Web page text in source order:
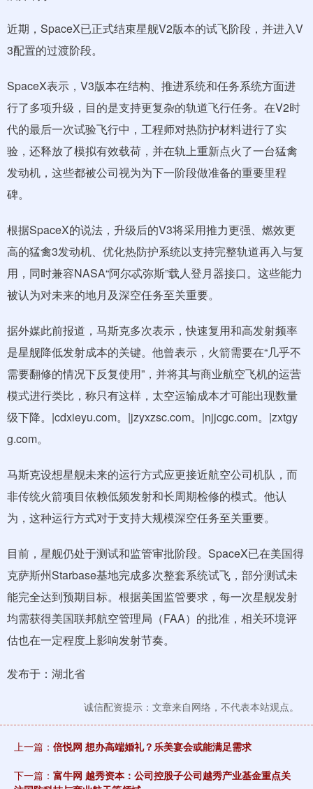
近期，SpaceX已正式结束星舰V2版本的试飞阶段，并进入V
3配置的过渡阶段。
SpaceX表示，V3版本在结构、推进系统和任务系统方面进
行了多项升级，目的是支持更复杂的轨道飞行任务。在V2时
代的最后一次试验飞行中，工程师对热防护材料进行了实
验，还释放了模拟有效载荷，并在轨上重新点火了一台猛禽
发动机，这些都被公司视为为下一阶段做准备的重要里程
碑。
根据SpaceX的说法，升级后的V3将采用推力更强、燃效更
高的猛禽3发动机、优化热防护系统以支持完整轨道再入与复
用，同时兼容NASA“阿尔忒弥斯”载人登月器接口。这些能力
被认为对未来的地月及深空任务至关重要。
据外媒此前报道，马斯克多次表示，快速复用和高发射频率
是星舰降低发射成本的关键。他曾表示，火箭需要在“几乎不
需要翻修的情况下反复使用”，并将其与商业航空飞机的运营
模式进行类比，称只有这样，太空运输成本才可能出现数量
级下降。|cdxieyu.com。|jzyxzsc.com。|njjcgc.com。|zxtgy
g.com。
马斯克设想星舰未来的运行方式应更接近航空公司机队，而
非传统火箭项目依赖低频发射和长周期检修的模式。他认
为，这种运行方式对于支持大规模深空任务至关重要。
目前，星舰仍处于测试和监管审批阶段。SpaceX已在美国得
克萨斯州Starbase基地完成多次整套系统试飞，部分测试未
能完全达到预期目标。根据美国监管要求，每一次星舰发射
均需获得美国联邦航空管理局（FAA）的批准，相关环境评
估也在一定程度上影响发射节奏。
发布于：湖北省
诚信配资提示：文章来自网络，不代表本站观点。
上一篇： 倍悦网 想办高端婚礼？乐美宴会或能满足需求
下一篇： 富牛网 越秀资本：公司控股子公司越秀产业基金重点关